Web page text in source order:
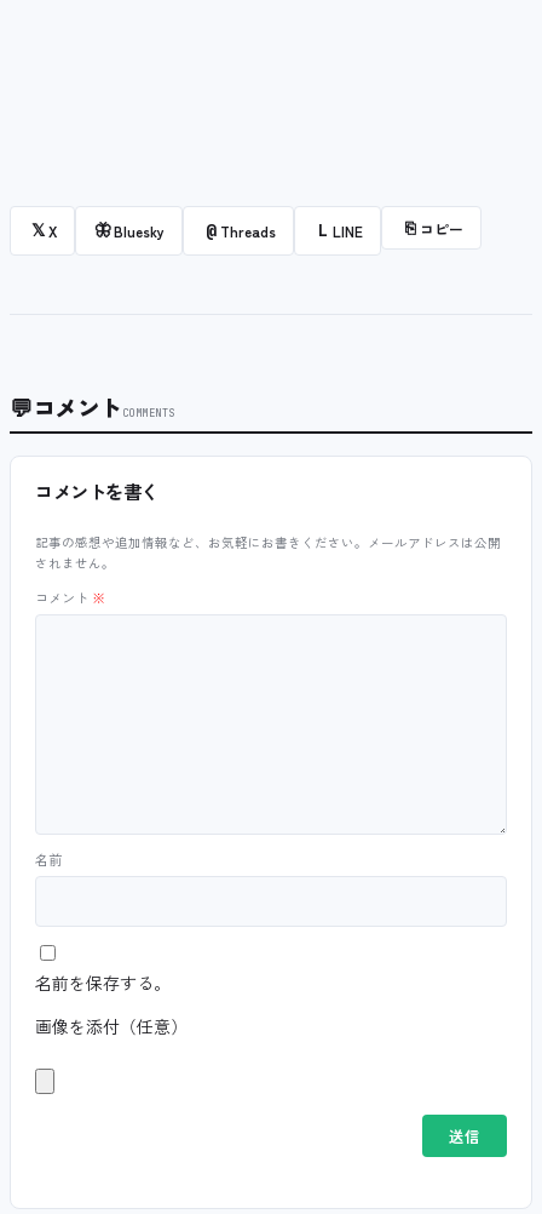
𝕏X 🦋Bluesky @ Threads L LINE ⎘ コピー
💬コメント COMMENTS
コメントを書く
記事の感想や追加情報など、お気軽にお書きください。メールアドレスは公開
されません。
コメント ※
名前
名前を保存する。
画像を添付（任意）